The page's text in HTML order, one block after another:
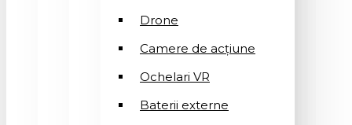
Drone
Camere de acțiune
Ochelari VR
Baterii externe